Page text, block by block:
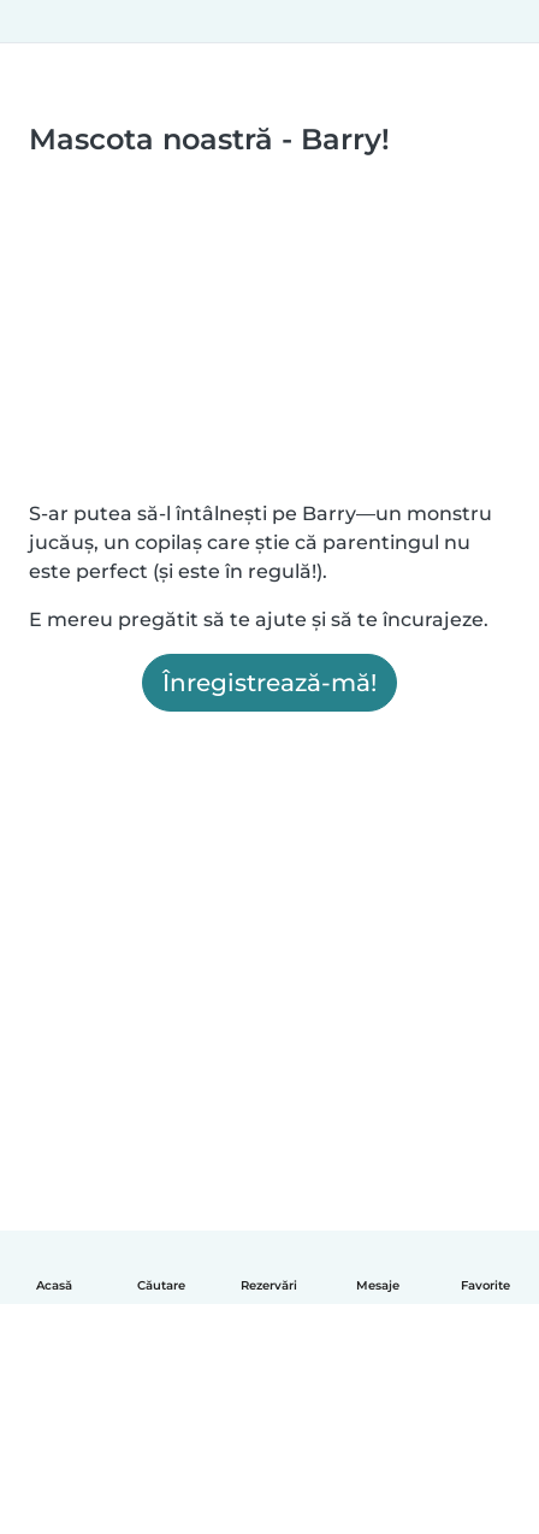
Acasă Căutare Rezervări Mesaje Favorite
Mascota noastră - Barry!
S-ar putea să-l întâlnești pe Barry—un monstru
jucăuș, un copilaș care știe că parentingul nu
este perfect (și este în regulă!).
E mereu pregătit să te ajute și să te încurajeze.
Înregistrează-mă!